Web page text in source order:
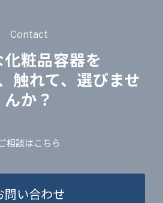
Contact
粧品容器を
触れて、選びませ
んか？
相談はこちら
問い合わせ